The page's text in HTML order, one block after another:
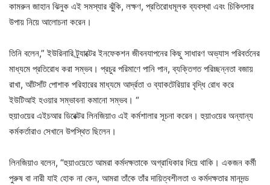
কামরুন জাহান ঝিনুক এই সমস্যার ঝুঁকি, লক্ষণ, প্রতিরোধমূলক ব্যবস্থা এবং চিকিৎসার
উপায় নিয়ে আলোচনা করেন।
তিনি বলেন,” ইউরিনারি ট্র্যাক্টের ইনফেকশন জীবনযাপনের কিছু সাধারণ অভ্যাস পরিবর্তনের
মাধ্যমে প্রতিরোধ করা সম্ভব। প্রচুর পরিমাণে পানি পান, ব্যক্তিগত পরিচ্ছন্নতা বজায়
রাখা, আঁটসাঁট পোশাক পরিহারের মাধ্যমে আর্দ্রতা ও ব্যাকটেরিয়ার বৃদ্ধি রোধ করে
ইউটিআই হওয়ার সম্ভাবনা কমানো সম্ভব। “
হুয়াওয়ের এইচআর ডিরেক্টর লিনজিয়াও এই কর্মশালার সূচনা করেন। হুয়াওয়ের অন্যান্য
কর্মকর্তারাও সেখানে উপস্থিত ছিলেন।
লিনজিয়াও বলেন, “হুয়াওয়েতে আমরা কর্মদক্ষতাকে অগ্রাধিকার দিয়ে থাকি। একজন কর্মী
পুরুষ বা নারী যাই হোক না কেন, আমরা তাঁকে তাঁর দায়িত্বশীলতা ও কর্মদক্ষতার মানদন্ড